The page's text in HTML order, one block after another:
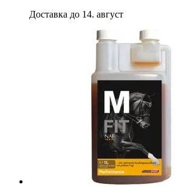
Доставка до 14. август